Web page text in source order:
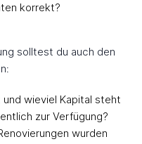
korrekt?
solltest du auch den
wieviel Kapital steht
zur Verfügung?
wurden